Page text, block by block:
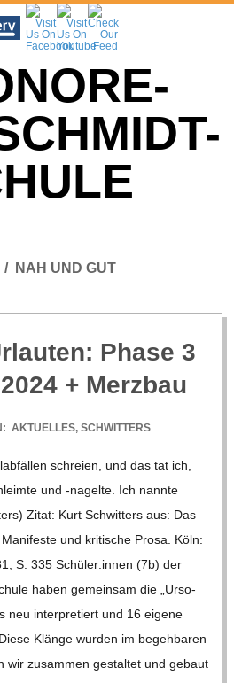
NAH UND GUT
Phase 3
+ Merzbau
AKTUELLES, SCHWITTERS
schreien, und das tat ich,
und ‑nagelte. Ich nannte
Zitat: Kurt Schwit­ters aus: Das
und kri­ti­sche Prosa. Köln:
S. 335 Schüler:innen (7b) der
haben gemein­sam die „Urso­
neu inter­pre­tiert und 16 eigene
Klänge wur­den im begeh­ba­ren
wir zusam­men gestal­tet und gebaut